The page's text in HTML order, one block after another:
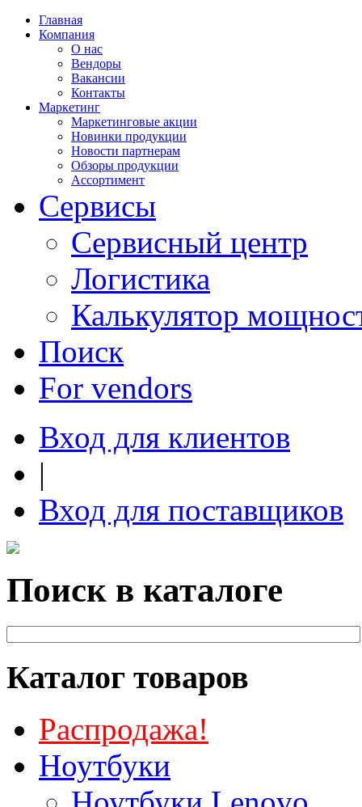
Главная
Компания
О нас
Вендоры
Вакансии
Контакты
Маркетинг
Маркетинговые акции
Новинки продукции
Новости партнерам
Обзоры продукции
Ассортимент
Сервисы
Сервисный центр
Логистика
Калькулятор
Поиск
For vendors
Вход для клиентов
|
Вход для поставщиков
Поиск в каталоге
Каталог товаров
Распродажа!
Ноутбуки